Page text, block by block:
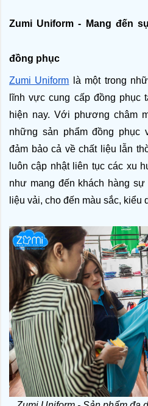
Zumi Uniform - Mang đến
đồng phục
Zumi Uniform là một trong
lĩnh vực cung cấp đồng phục
hiện nay. Với phương châm
những sản phẩm đồng phục
đảm bảo cả về chất liệu lẫn
luôn cập nhật liên tục các xu
như mang đến khách hàng
liệu vải, cho đến màu sắc, kiểu